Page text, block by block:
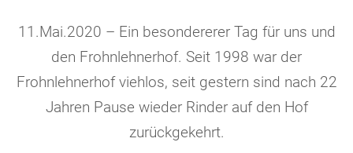
11.Mai.2020 – Ein besondererer Tag für uns und
den Frohnlehnerhof. Seit 1998 war der
Frohnlehnerhof viehlos, seit gestern sind nach 22
Jahren Pause wieder Rinder auf den Hof
zurückgekehrt.